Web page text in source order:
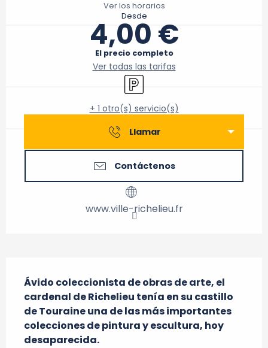
Ver los horarios
Desde
4,00 €
El precio completo
Ver todas las tarifas
Aparcamiento
+ 1 otro(s) servicio(s)
Llamar
Contáctenos
www.ville-richelieu.fr
Ávido coleccionista de obras de arte, el
cardenal de Richelieu tenía en su castillo
de Touraine una de las más importantes
colecciones de pintura y escultura, hoy
desaparecida.